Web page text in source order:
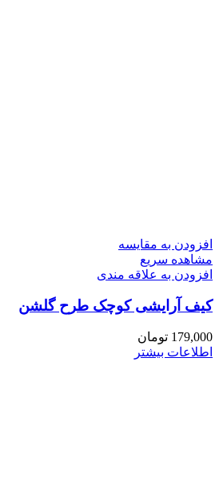
افزودن به مقایسه
مشاهده سریع
افزودن به علاقه مندی
کیف آرایشی کوچک طرح گلشن
179,000 تومان
اطلاعات بیشتر